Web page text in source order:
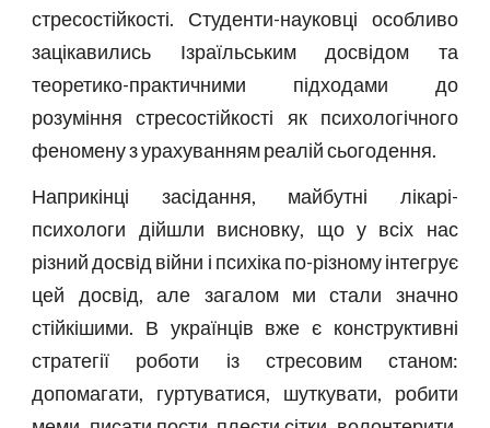
стресостійкості. Студенти-науковці особливо
зацікавились Ізраїльським досвідом та
теоретико-практичними підходами до
розуміння стресостійкості як психологічного
феномену з урахуванням реалій сьогодення.
Наприкінці засідання, майбутні лікарі-
психологи дійшли висновку, що у всіх нас
різний досвід війни і психіка по-різному інтегрує
цей досвід, але загалом ми стали значно
стійкішими. В українців вже є конструктивні
стратегії роботи із стресовим станом:
допомагати, гуртуватися, шуткувати, робити